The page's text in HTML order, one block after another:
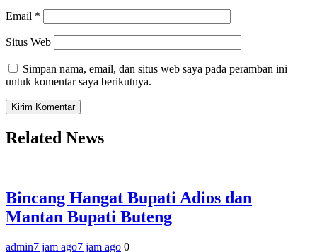
Email *
Situs Web
Simpan nama, email, dan situs web saya pada peramban ini
untuk komentar saya berikutnya.
Related News
Bincang Hangat Bupati Adios dan
Mantan Bupati Buteng
admin7 jam ago7 jam ago 0